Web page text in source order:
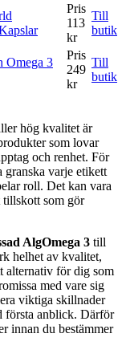
Pris
113
kr
Till
butik
Omega 3
Pris
249
kr
Till
butik
hög kvalitet är
som lovar
och renhet. För
granska varje etikett
roll. Det kan vara
tillskott som gör
AlgOmega 3 till
helhet av kvalitet,
alternativ för dig som
med vare sig
viktiga skillnader
första anblick. Därför
innan du bestämmer